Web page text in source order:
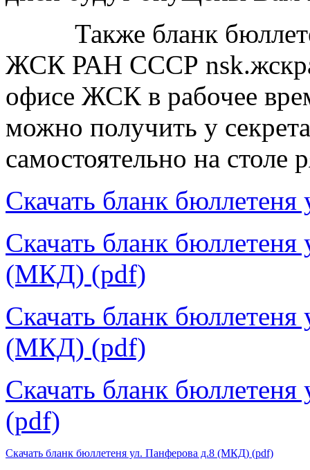
Также бланк
ЖСК РАН СССР
офисе ЖСК в рабочее
можно получить у
самостоятельно на столе
Скачать бланк
Скачать бланк
(МКД) (pdf)
Скачать бланк
(МКД) (pdf)
Скачать бланк
(pdf)
Скачать бланк бюллетеня ул. Панферова д.8 (МКД) (pdf)